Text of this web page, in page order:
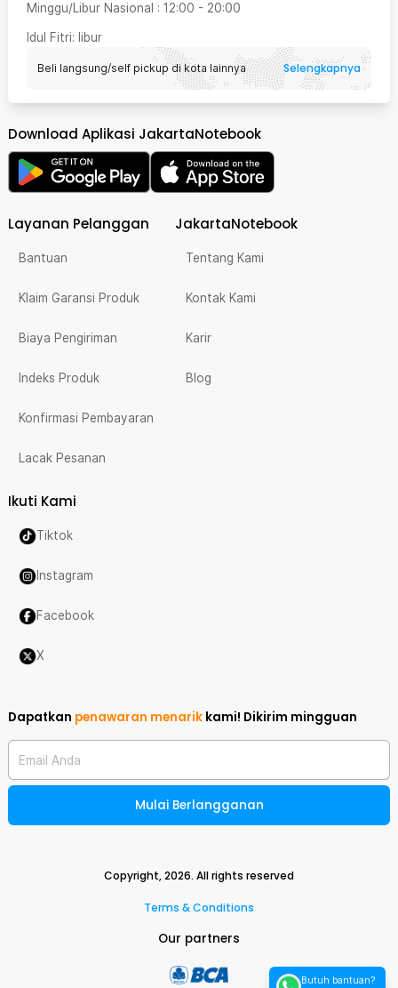
Minggu/Libur Nasional : 12:00 - 20:00
Idul Fitri: libur
Beli langsung/self pickup di kota lainnya Selengkapnya
Download Aplikasi JakartaNotebook
Layanan Pelanggan
Bantuan
Klaim Garansi Produk
Biaya Pengiriman
Indeks Produk
Konfirmasi Pembayaran
Lacak Pesanan
JakartaNotebook
Tentang Kami
Kontak Kami
Karir
Blog
Ikuti Kami
Tiktok
Instagram
Facebook
X
Dapatkan penawaran menarik kami! Dikirim mingguan
Email Anda
Mulai Berlangganan
Copyright,2026. All rights reserved
Terms & Conditions
Our partners
Butuh bantuan?